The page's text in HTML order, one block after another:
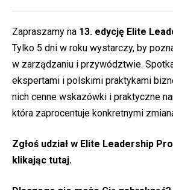
Zapraszamy na 13. edycję Elite
Tylko 5 dni w roku wystarczy, by
w zarządzaniu i przywództwie.
ekspertami i polskimi praktykami
nich cenne wskazówki i praktyczne
która zaprocentuje konkretnymi
Zgłoś udział w Elite Leadership
klikając tutaj.